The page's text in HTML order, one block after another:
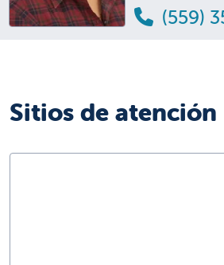
(559)
Sitios de atención